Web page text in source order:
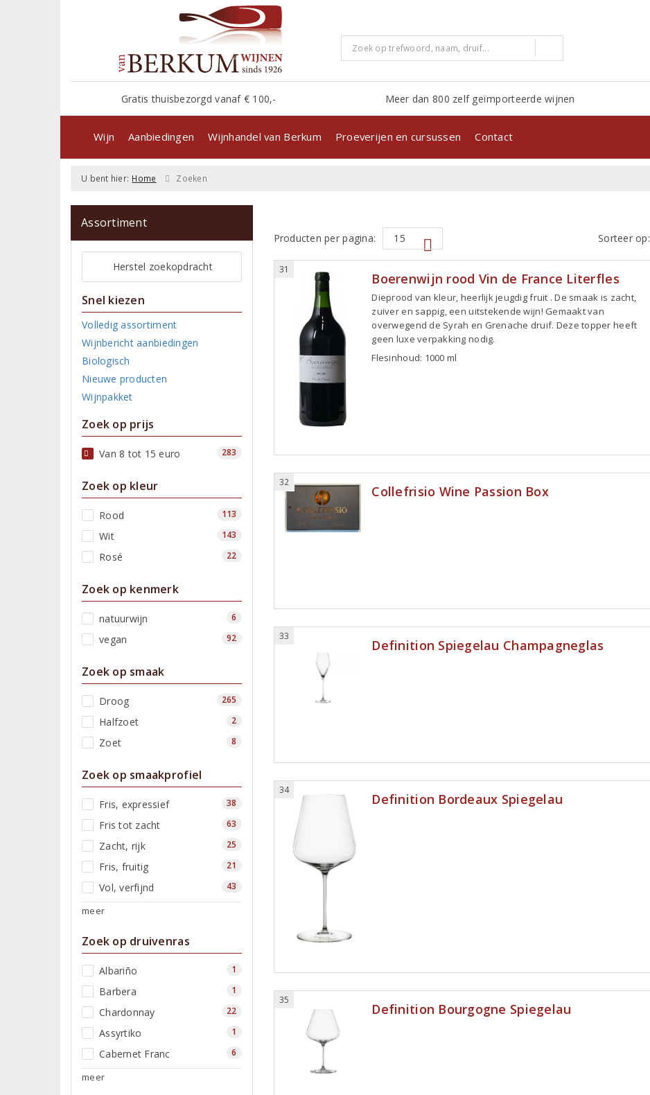
Gratis thuisbezorgd vanaf € 100,- Meer dan 800 zelf geïmporteerde wijnen
Wijn Aanbiedingen Wijnhandel van Berkum Proeverijen en cursussen Contact
U bent hier: Home Zoeken
Assortiment
Herstel zoekopdracht
Snel kiezen
Volledig assortiment
Wijnbericht aanbiedingen
Biologisch
Nieuwe producten
Wijnpakket
Zoek op prijs
Van 8 tot 15 euro 283
Zoek op kleur
Rood 113
Wit 143
Rosé 22
Zoek op kenmerk
natuurwijn 6
vegan 92
Zoek op smaak
Droog 265
Halfzoet 2
Zoet 8
Zoek op smaakprofiel
Fris, expressief 38
Fris tot zacht 63
Zacht, rijk 25
Fris, fruitig 21
Vol, verfijnd 43
meer
Zoek op druivenras
Albariño 1
Barbera 1
Chardonnay 22
Assyrtiko 1
Cabernet Franc 6
meer
Producten per pagina:
Sorteer op:
31
Boerenwijn rood Vin de France Literfles
Dieprood van kleur, heerlijk jeugdig fruit . De smaak is zacht,
zuiver en sappig, een uitstekende wijn! Gemaakt van
overwegend de Syrah en Grenache druif. Deze topper heeft
geen luxe verpakking nodig.
Flesinhoud: 1000 ml
32
Collefrisio Wine Passion Box
33
Definition Spiegelau Champagneglas
34
Definition Bordeaux Spiegelau
35
Definition Bourgogne Spiegelau